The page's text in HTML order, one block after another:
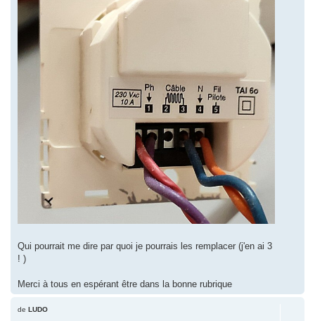
Qui pourrait me dire par quoi je pourrais les remplacer (j'en ai 3
! )
Merci à tous en espérant être dans la bonne rubrique
de LUDO